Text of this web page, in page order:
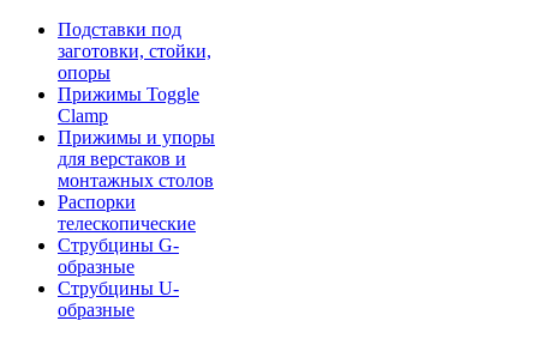
Подставки под
заготовки, стойки,
опоры
Прижимы Toggle
Clamp
Прижимы и упоры
для верстаков и
монтажных столов
Распорки
телескопические
Струбцины G-
образные
Струбцины U-
образные